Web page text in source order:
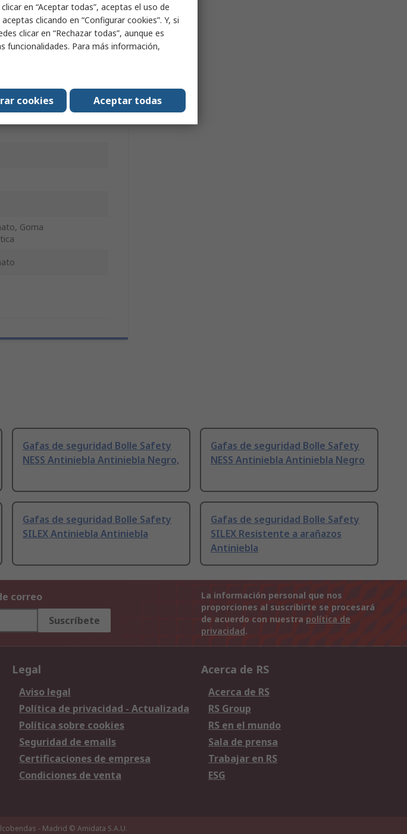
Resistente a arañazos,
166, EN 170
Goma
Gafas de seguridad Bolle Safety
NESS Antiniebla Antiniebla Negro,
Gafas de seguridad Bolle Safety
NESS Antiniebla Antiniebla Negro
Gafas de seguridad Bolle Safety
SILEX Antiniebla Antiniebla
Gafas de seguridad Bolle Safety
SILEX Resistente a arañazos
Antiniebla
correo
Suscríbete
La información personal que nos
proporciones al suscribirte se procesará
de acuerdo con nuestra política de
privacidad.
Legal
Aviso legal
Política de privacidad - Actualizada
Política sobre cookies
Seguridad de emails
Certificaciones de empresa
Condiciones de venta
Acerca de RS
Acerca de RS
RS Group
RS en el mundo
Sala de prensa
Trabajar en RS
ESG
- Madrid © Amidata S.A.U.
en “Aceptar todas”, aceptas el uso de
clicando en “Configurar cookies”. Y, si
clicar en “Rechazar todas”, aunque es
funcionalidades. Para más información,
Aceptar todas
cookies